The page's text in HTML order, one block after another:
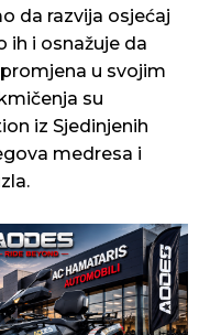
da razvija osjećaj
ih i osnažuje da
u svojim
su
iz Sjedinjenih
medresa i